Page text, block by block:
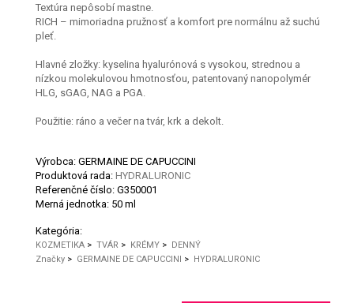
Textúra nepôsobí mastne.
RICH – mimoriadna pružnosť a komfort pre normálnu až suchú
pleť.
Hlavné zložky: kyselina hyalurónová s vysokou, strednou a
nízkou molekulovou hmotnosťou, patentovaný nanopolymér
HLG, sGAG, NAG a PGA.
Použitie: ráno a večer na tvár, krk a dekolt.
Výrobca: GERMAINE DE CAPUCCINI
Produktová rada: HYDRALURONIC
Referenčné číslo: G350001
Merná jednotka: 50 ml
Kategória:
KOZMETIKA > TVÁR > KRÉMY > DENNÝ
Značky > GERMAINE DE CAPUCCINI > HYDRALURONIC